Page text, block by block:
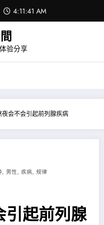
4:11:42 AM
验分享
夜会不会引起前列腺疾病
, 男性, 疾病, 规律
引起前列腺